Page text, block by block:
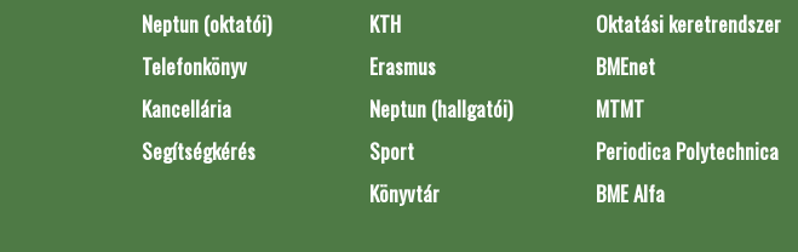
Neptun (oktatói)
Telefonkönyv
Kancellária
Segítségkérés
KTH
Erasmus
Neptun (hallgatói)
Sport
Könyvtár
Oktatási keretrendszer
BMEnet
MTMT
Periodica Polytechnica
BME Alfa